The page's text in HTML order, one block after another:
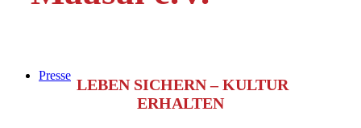
Presse
LEBEN SICHERN – KULTUR
ERHALTEN